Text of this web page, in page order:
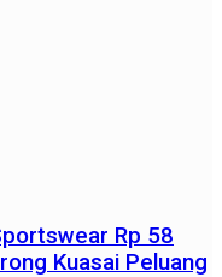
Rp 58
Kuasai Peluang